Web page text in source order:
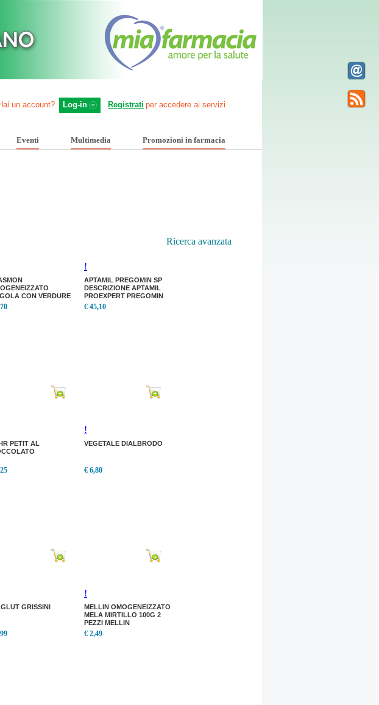
un account? Log-in Registrati per accedere ai servizi
Eventi Multimedia Promozioni in farmacia
Ricerca avanzata
CON VERDURE
2 PEZZI PLASMON
!
APTAMIL PREGOMIN SP
DESCRIZIONE APTAMIL
PROEXPERT PREGOMIN
€ 45,10
PETIT AL
!
VEGETALE DIALBRODO
€ 6,80
GRISSINI
!
MELLIN OMOGENEIZZATO
MELA MIRTILLO 100G 2
PEZZI MELLIN
OMOGENEIZZATO MELA
MIRTILLO 100G 2 PEZZI
€ 2,49